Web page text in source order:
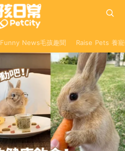
Funny News毛孩趣聞 Raise Pets 養